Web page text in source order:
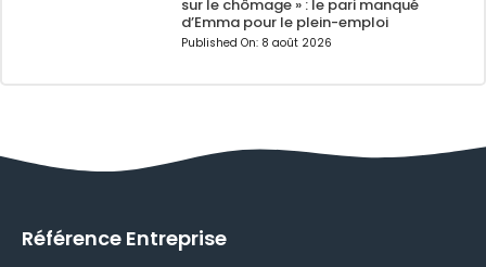
sur le chômage » : le pari manqué
d’Emma pour le plein-emploi
Published On: 8 août 2026
Référence Entreprise